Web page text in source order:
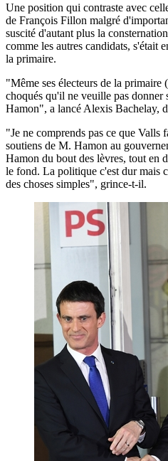
Une position qui contraste avec
de François Fillon malgré
suscité d'autant plus la
comme les autres candidats, s'était
la primaire.
"Même ses électeurs de la primaire
choqués qu'il ne veuille pas donner
Hamon", a lancé Alexis Bachelay,
"Je ne comprends pas ce que Valls
soutiens de M. Hamon au
Hamon du bout des lèvres, tout en
le fond. La politique c'est dur mais
des choses simples", grince-t-il.